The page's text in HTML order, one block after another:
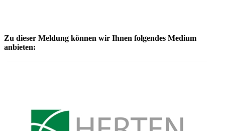
Zu dieser Meldung können wir Ihnen folgendes Medium
anbieten: